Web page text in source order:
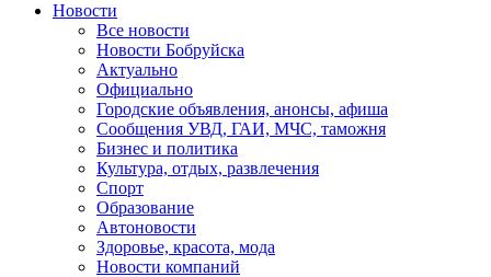
Новости
Все новости
Новости Бобруйска
Актуально
Официально
Городские объявления, анонсы, афиша
Сообщения УВД, ГАИ, МЧС, таможня
Бизнес и политика
Культура, отдых, развлечения
Спорт
Образование
Автоновости
Здоровье, красота, мода
Новости компаний